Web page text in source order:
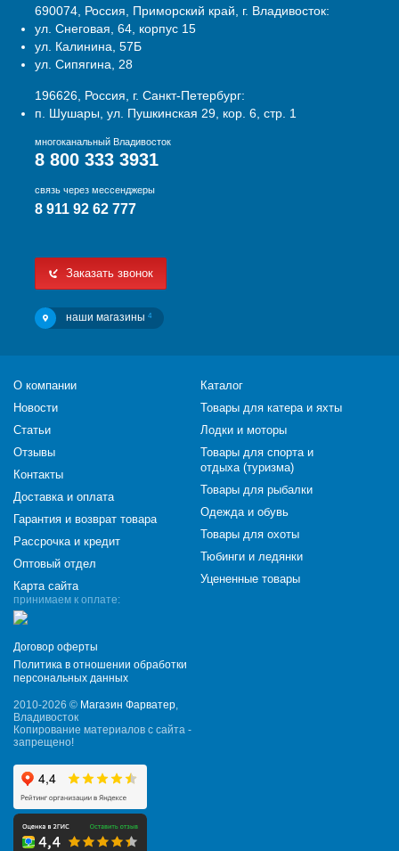
690074, Россия, Приморский край, г. Владивосток:
ул. Снеговая, 64, корпус 15
ул. Калинина, 57Б
ул. Сипягина, 28
196626, Россия, г. Санкт-Петербург:
п. Шушары, ул. Пушкинская 29, кор. 6, стр. 1
многоканальный Владивосток
8 800 333 3931
связь через мессенджеры
8 911 92 62 777
Заказать звонок
наши магазины 4
принимаем к оплате:
Договор оферты
Политика в отношении обработки
персональных данных
2010-2026 © Магазин Фарватер,
Владивосток
Копирование материалов с сайта -
запрещено!
О компании
Новости
Статьи
Отзывы
Контакты
Доставка и оплата
Гарантия и возврат товара
Рассрочка и кредит
Оптовый отдел
Карта сайта
Каталог
Товары для катера и яхты
Лодки и моторы
Товары для спорта и
отдыха (туризма)
Товары для рыбалки
Одежда и обувь
Товары для охоты
Тюбинги и ледянки
Уцененные товары